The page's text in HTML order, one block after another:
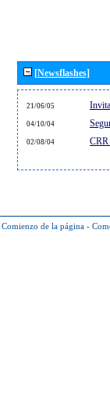
[Newsflashes]
21/06/05
04/10/04
02/08/04 CRR
Comienzo de la página -